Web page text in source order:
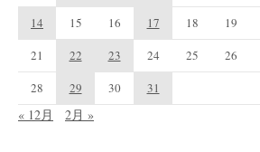
14
15 16 17 18 19
21
22 23 24 25 26
28
29 30 31
« 12月 2月 »